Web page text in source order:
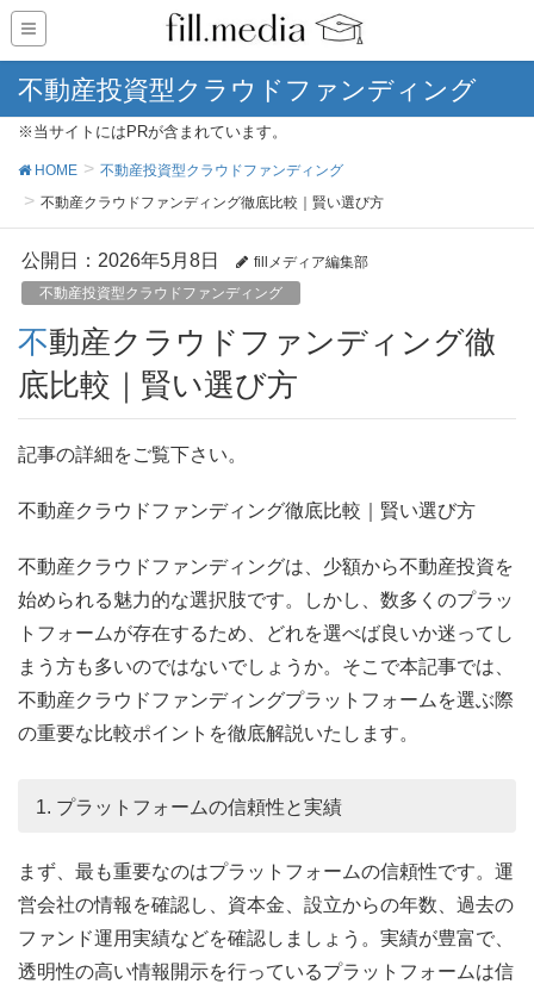
不動産投資型クラウドファンディング
※当サイトにはPRが含まれています。
HOME
不動産投資型クラウドファンディング
不動産クラウドファンディング徹底比較｜賢い選び方
公開日： 2026年5月8日
fillメディア編集部
不動産投資型クラウドファンディング
不動産クラウドファンディング徹
底比較｜賢い選び方
記事の詳細をご覧下さい。
不動産クラウドファンディング徹底比較｜賢い選び方
不動産クラウドファンディングは、少額から不動産投資を
始められる魅力的な選択肢です。しかし、数多くのプラッ
トフォームが存在するため、どれを選べば良いか迷ってし
まう方も多いのではないでしょうか。そこで本記事では、
不動産クラウドファンディングプラットフォームを選ぶ際
の重要な比較ポイントを徹底解説いたします。
1. プラットフォームの信頼性と実績
まず、最も重要なのはプラットフォームの信頼性です。運
営会社の情報を確認し、資本金、設立からの年数、過去の
ファンド運用実績などを確認しましょう。実績が豊富で、
透明性の高い情報開示を行っているプラットフォームは信